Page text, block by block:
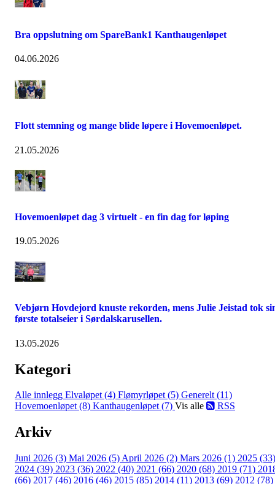
Bra oppslutning om SpareBank1 Kanthaugenløpet
04.06.2026
Flott stemning og mange blide løpere i Hovemoenløpet.
21.05.2026
Hovemoenløpet dag 3 virtuelt - en fin dag for løping
19.05.2026
Vebjørn Hovdejord knuste rekorden, mens Julie Jeistad tok
første totalseier i Sørdalskarusellen.
13.05.2026
Kategori
Alle innlegg Elvaløpet (4) Flømyrløpet (5) Generelt (11)
Hovemoenløpet (8) Kanthaugenløpet (7) Vis alle RSS
Arkiv
Juni 2026 (3) Mai 2026 (5) April 2026 (2) Mars 2026 (1) 2025 (33)
2024 (39) 2023 (36) 2022 (40) 2021 (66) 2020 (68) 2019 (71)
(66) 2017 (46) 2016 (46) 2015 (85) 2014 (11) 2013 (69) 2012 (78)